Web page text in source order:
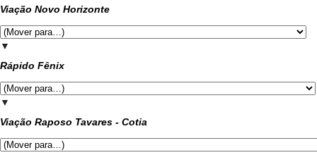
Viação Novo Horizonte
▼
Rápido Fênix
▼
Viação Raposo Tavares - Cotia